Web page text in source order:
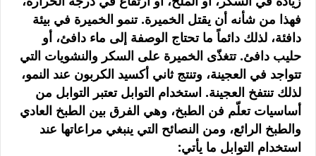
فهذا من شأنه أن يقتل الخميرة. تنمو الخميرة في بيئة
دافئة، لذلك دائماً ما تحتاج الوصفة إلى ماء دافئ، أو
حليب دافئ. تتغذّى الخميرة على السكر والنشويات التي
تتواجد في العجينة، وتنتج ثاني أكسيد الكربون عند النمو،
لذلك تنتفخ العجينة. استخدام التوابل تعتبر التوابل من
أساسيات تعلّم فن الطبخ، وهي الفرق بين الطبخ العادي
والطبخ الرائع، ومن النصائح التي ينبغي مراعاتها عند
استخدام التوابل ما يأتي: